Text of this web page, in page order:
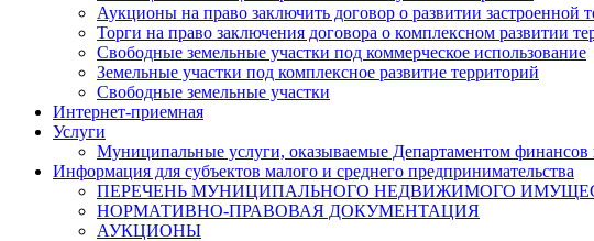
Аукционы на право заключить договор о развитии застроенной
Торги на право заключения договора о комплексном развитии
Свободные земельные участки под коммерческое использование
Земельные участки под комплексное развитие территорий
Свободные земельные участки
Интернет-приемная
Услуги
Муниципальные услуги, оказываемые Департаментом
Информация для субъектов малого и среднего предпринимательства
ПЕРЕЧЕНЬ МУНИЦИПАЛЬНОГО НЕДВИЖИМОГО
НОРМАТИВНО-ПРАВОВАЯ ДОКУМЕНТАЦИЯ
АУКЦИОНЫ